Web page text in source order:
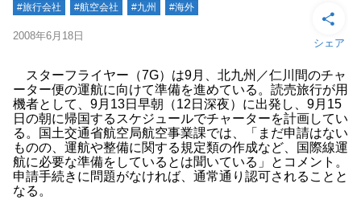
#旅行会社 #航空会社 #九州 #海外
2008年6月18日
シェア
スターフライヤー（7G）は9月、北九州／仁川間のチャ
ーター便の運航に向けて準備を進めている。読売旅行が用
機者として、9月13日早朝（12日深夜）に出発し、9月15
日の朝に帰国するスケジュールでチャーターを計画してい
る。国土交通省航空局航空事業課では、「まだ申請はない
ものの、運航や整備に関する規定類の作成など、国際線運
航に必要な準備をしているとは聞いている」とコメント。
申請手続きに問題がなければ、通常通り認可されることと
なる。